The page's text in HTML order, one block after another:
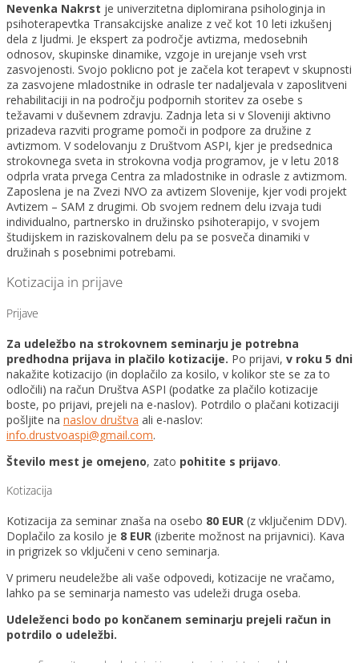
Nevenka Nakrst je univerzitetna diplomirana psihologinja in
psihoterapevtka Transakcijske analize z več kot 10 leti izkušenj
dela z ljudmi. Je ekspert za področje avtizma, medosebnih
odnosov, skupinske dinamike, vzgoje in urejanje vseh vrst
zasvojenosti. Svojo poklicno pot je začela kot terapevt v skupnosti
za zasvojene mladostnike in odrasle ter nadaljevala v zaposlitveni
rehabilitaciji in na področju podpornih storitev za osebe s
težavami v duševnem zdravju. Zadnja leta si v Sloveniji aktivno
prizadeva razviti programe pomoči in podpore za družine z
avtizmom. V sodelovanju z Društvom ASPI, kjer je predsednica
strokovnega sveta in strokovna vodja programov, je v letu 2018
odprla vrata prvega Centra za mladostnike in odrasle z avtizmom.
Zaposlena je na Zvezi NVO za avtizem Slovenije, kjer vodi projekt
Avtizem – SAM z drugimi. Ob svojem rednem delu izvaja tudi
individualno, partnersko in družinsko psihoterapijo, v svojem
študijskem in raziskovalnem delu pa se posveča dinamiki v
družinah s posebnimi potrebami.
Kotizacija in prijave
Prijave
Za udeležbo na strokovnem seminarju je potrebna
predhodna prijava in plačilo kotizacije. Po prijavi, v roku 5 dni
nakažite kotizacijo (in doplačilo za kosilo, v kolikor ste se za to
odločili) na račun Društva ASPI (podatke za plačilo kotizacije
boste, po prijavi, prejeli na e-naslov). Potrdilo o plačani kotizaciji
pošljite na naslov društva ali e-naslov:
info.drustvoaspi@gmail.com.
Število mest je omejeno, zato pohitite s prijavo.
Kotizacija
Kotizacija za seminar znaša na osebo 80 EUR (z vključenim DDV).
Doplačilo za kosilo je 8 EUR (izberite možnost na prijavnici). Kava
in prigrizek so vključeni v ceno seminarja.
V primeru neudeležbe ali vaše odpovedi, kotizacije ne vračamo,
lahko pa se seminarja namesto vas udeleži druga oseba.
Udeleženci bodo po končanem seminarju prejeli račun in
potrdilo o udeležbi.